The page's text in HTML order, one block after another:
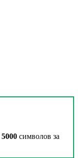
5000 символов за